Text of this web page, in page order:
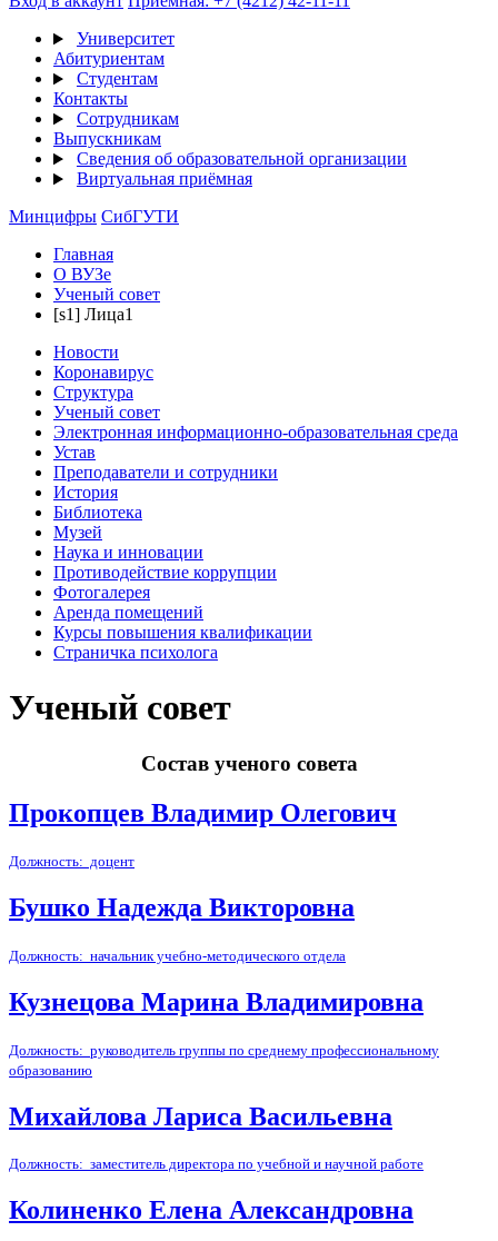
Университет
Абитуриентам
Студентам
Контакты
Сотрудникам
Выпускникам
Сведения об образовательной организации
Виртуальная приёмная
Минцифры СибГУТИ
Главная
О ВУЗе
Ученый совет
[s1] Лица1
Новости
Коронавирус
Структура
Ученый совет
Электронная информационно-образовательная среда
Устав
Преподаватели и сотрудники
История
Библиотека
Музей
Наука и инновации
Противодействие коррупции
Фотогалерея
Аренда помещений
Курсы повышения квалификации
Страничка психолога
Ученый совет
Состав ученого совета
Прокопцев Владимир Олегович
Должность: доцент
Бушко Надежда Викторовна
Должность: начальник учебно-методического отдела
Кузнецова Марина Владимировна
Должность: руководитель группы по среднему профессиональному
образованию
Михайлова Лариса Васильевна
Должность: заместитель директора по учебной и научной работе
Колиненко Елена Александровна